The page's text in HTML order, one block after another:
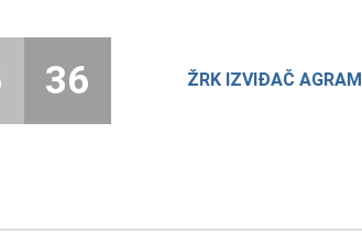
ŽRK IZVIĐAČ AGRAM
36